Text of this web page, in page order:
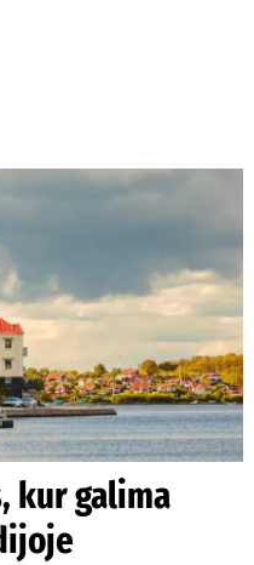
kur galima